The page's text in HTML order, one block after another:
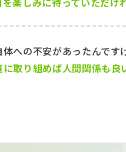
への不安があったんで
取り組めば人間関係も良